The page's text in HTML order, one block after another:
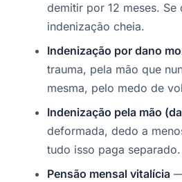
demitir por 12 meses. Se
indenização cheia.
Indenização por dano
trauma, pela mão que
mesma, pelo medo de
Indenização pela mão
deformada, dedo a
tudo isso paga separado.
Pensão mensal vitalícia